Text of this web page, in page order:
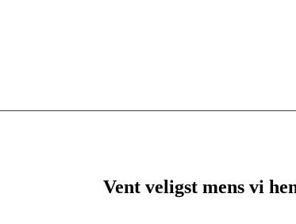
Vent veligst mens vi